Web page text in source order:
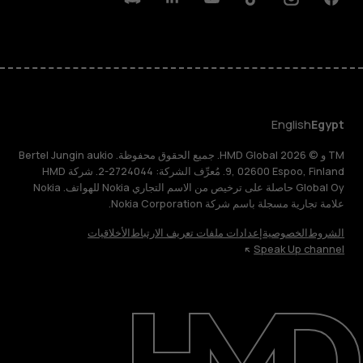
حول
Facebook
Instagram
Tiktok
Youtube
Linkedin
Discord
Egypt
English
TM و © 2026 HMD Global. جميع الحقوق محفوظة. Bertel Jungin aukio
9, 02600 Espoo, Finland. مُعرِّف الشركة: 2724044-2. شركة HMD
Global Oy حاصلة على ترخيص من الاسم التجاري Nokia للهواتف. Nokia
علامة تجارية مسجلة باسم شركة Nokia Corporation.
الشروطالخصوصيةإعدادات ملفات تعريف الارتباطالأخلاقيات
Speak Up channel